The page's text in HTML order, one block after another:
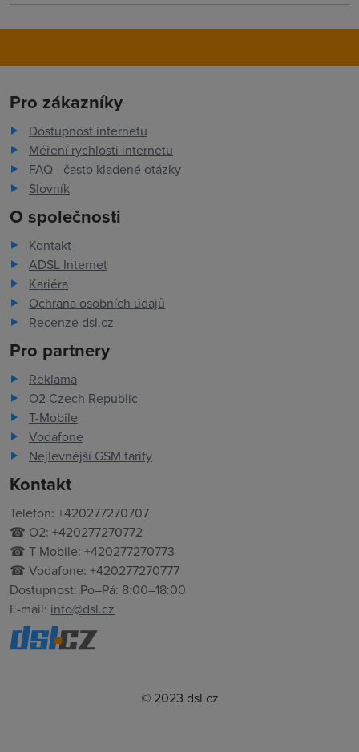
Pro zákazníky
Dostupnost internetu
Měření rychlosti internetu
FAQ - často kladené otázky
Slovník
O společnosti
Kontakt
ADSL Internet
Kariéra
Ochrana osobních údajů
Recenze dsl.cz
Pro partnery
Reklama
O2 Czech Republic
T-Mobile
Vodafone
Nejlevnější GSM tarify
Kontakt
Telefon: +420277270707
☎ O2: +420277270772
☎ T-Mobile: +420277270773
☎ Vodafone: +420277270777
Dostupnost: Po–Pá: 8:00–18:00
E-mail: info@dsl.cz
© 2023 dsl.cz